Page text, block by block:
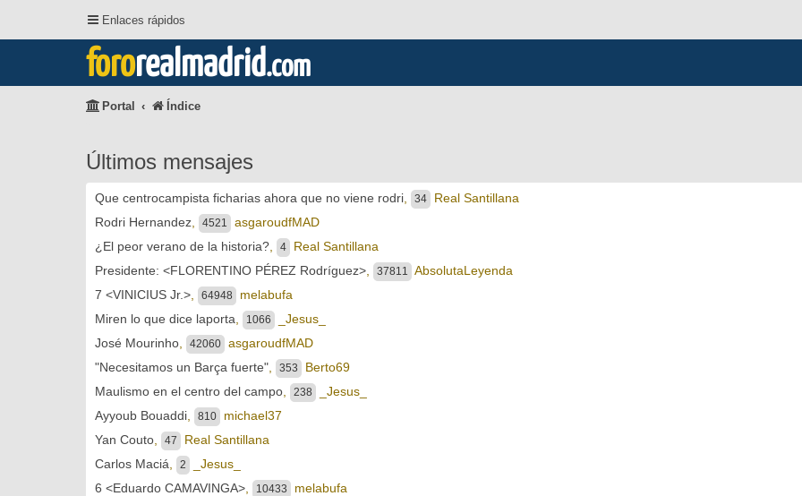
Enlaces rápidos
fororealmadrid.com
Portal Índice
Últimos mensajes
Que centrocampista ficharias ahora que no viene rodri 34
Real Santillana
Rodri Hernandez
4521
asgaroudfMAD
¿El peor verano de la historia?
4
Real Santillana
Presidente: <FLORENTINO PÉREZ Rodríguez>
37811
AbsolutaLeyenda
7 <VINICIUS Jr.>
64948
melabufa
Miren lo que dice laporta
1066
_Jesus_
José Mourinho
42060
asgaroudfMAD
"Necesitamos un Barça fuerte"
353
Berto69
Maulismo en el centro del campo
238
_Jesus_
Ayyoub Bouaddi
810
michael37
Yan Couto
47
Real Santillana
Carlos Maciá
2
_Jesus_
6 <Eduardo CAMAVINGA>
10433
melabufa